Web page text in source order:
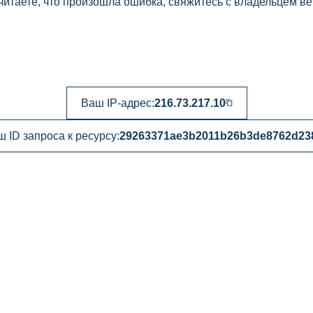
Ваш IP-адрес:216.73.217.10
ID запроса к ресурсу: